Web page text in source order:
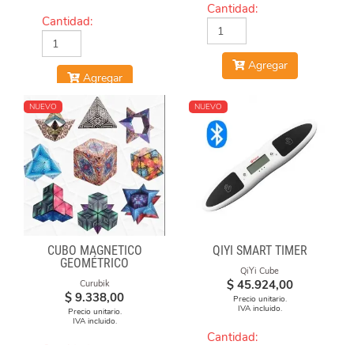
Cantidad:
Agregar
Cantidad:
Agregar
NUEVO
CUBO MAGNÉTICO
GEOMÉTRICO
Curubik
$ 9.338,00
Precio unitario.
IVA incluido.
NUEVO
QIYI SMART TIMER
QiYi Cube
$ 45.924,00
Precio unitario.
IVA incluido.
Cantidad: